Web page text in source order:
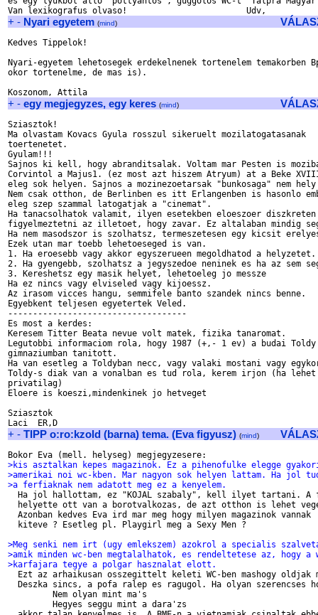
+ - Nyari egyetem (mind)
Kedves Tippelok!
Nyari-egyetem lehetosegek erdekelnenek tortenelem temakorben
okor tortenelme, de mas is).
+ - egy megjegyzes, egy keres (mind)
Sziasztok!
Ma olvastam Kovacs Gyula rosszul sikeruelt mozilatogatasanak
toertenetet.
Gyulam!!!
Sajnos ki kell, hogy abranditsalak. Voltam mar Pesten is
Corvintol a Majus1. (ez most azt hiszem Atryum) at a Beke
eleg sok helyen. Sajnos a mozinezoetarsak "bunkosaga" nem
Nem csak otthon, de Berlinben es itt Erlangenben is hasonlo
eleg szep szammal latogatjak a "cinemat".
Ha tanacsolhatok valamit, ilyen esetekben eloeszoer
figyelmeztetni az illetoet, hogy zavar. Ez altalaban mindig
Ha nem masodszor is szolhatsz, termeszetesen egy kicsit
Ezek utan mar toebb lehetoeseged is van.
1. Ha eroesebb vagy akkor egyszerueen megoldhatod a helyzetet.
2. Ha gyengebb, szolhatsz a jegyszedoe neninek es ha az sem
3. Kereshetsz egy masik helyet, lehetoeleg jo messze
Ha ez nincs vagy elviseled vagy kijoessz.
Az irasom vicces hangu, semmifele banto szandek nincs benne.
Egyebkent teljesen egyetertek Veled.
------------------------------------
Es most a kerdes:
Keresem Titter Beata nevue volt matek, fizika tanaromat.
Legutobbi informaciom rola, hogy 1987 (+,- 1 ev) a budai
gimnaziumban tanitott.
Ha van esetleg a Toldyban necc, vagy valaki mostani vagy
Toldy-s diak van a vonalban es tud rola, kerem irjon (ha
privatilag)
Eloere is koeszi,mindenkinek jo hetveget
Sziasztok
+ - TIPP o:ro:kzold (barna) tema. (Eva figyusz) (mind)
>kis asztalkan kepes magazinok. Ez a pihenofulke elegge
>amerikai noi wc-kben. Mar nagyon sok helyen lattam. Ha jol
>a ferfiaknak nem adatott meg ez a kenyelem.
Ha jol hallottam, ez "KOJAL szabaly", kell ilyet tartani. A
helyette ott van a borotvalkozas, de azt otthon is lehet
  Azonban kedves Eva ird mar meg hogy milyen magazinok vannak
  kiteve ? Esetleg pl. Playgirl meg a Sexy Men ?
>Meg senki nem irt (ugy emlekszem) azokrol a specialis
>amik minden wc-ben megtalalhatok, es rendeltetese az, hogy a
>karfajara tegye a polgar hasznalat elott.
Ezt az arhaikusan osszegittelt keleti WC-ben mashogy oldjak
Deszka sincs, a pofa ralep es ragugol. Ha olyan szerencses
         Nem olyan mint ma's
         Hegyes seggu mint a dara'zs